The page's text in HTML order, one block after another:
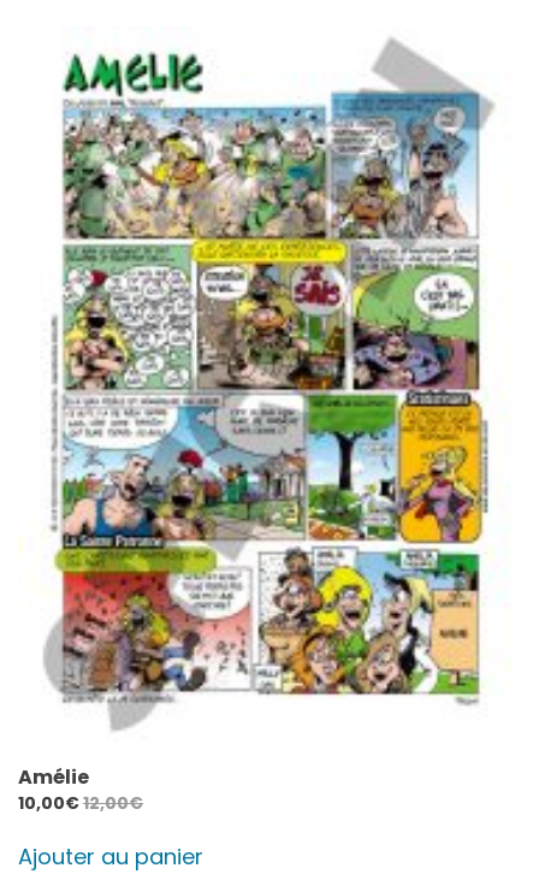
Amélie
10,00€12,00€
Ajouter au panier